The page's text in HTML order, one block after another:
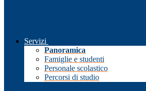
Servizi
Panoramica
Famiglie e studenti
Personale scolastico
Percorsi di studio